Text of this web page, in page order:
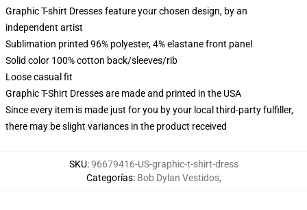
Graphic T-shirt Dresses feature your chosen design, by an
independent artist
Sublimation printed 96% polyester, 4% elastane front panel
Solid color 100% cotton back/sleeves/rib
Loose casual fit
Graphic T-Shirt Dresses are made and printed in the USA
Since every item is made just for you by your local third-party fulfiller,
there may be slight variances in the product received
SKU:96679416-US-graphic-t-shirt-dress
Categorías: Bob Dylan Vestidos,